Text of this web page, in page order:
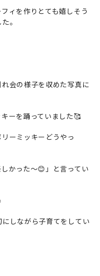
ィを作りとても嬉しそう
。
会の様子を収めた写真に
ーを踊っていました🥰
ーミッキーどうやっ
かった～😊」と言ってい
しながら子育てをしてい